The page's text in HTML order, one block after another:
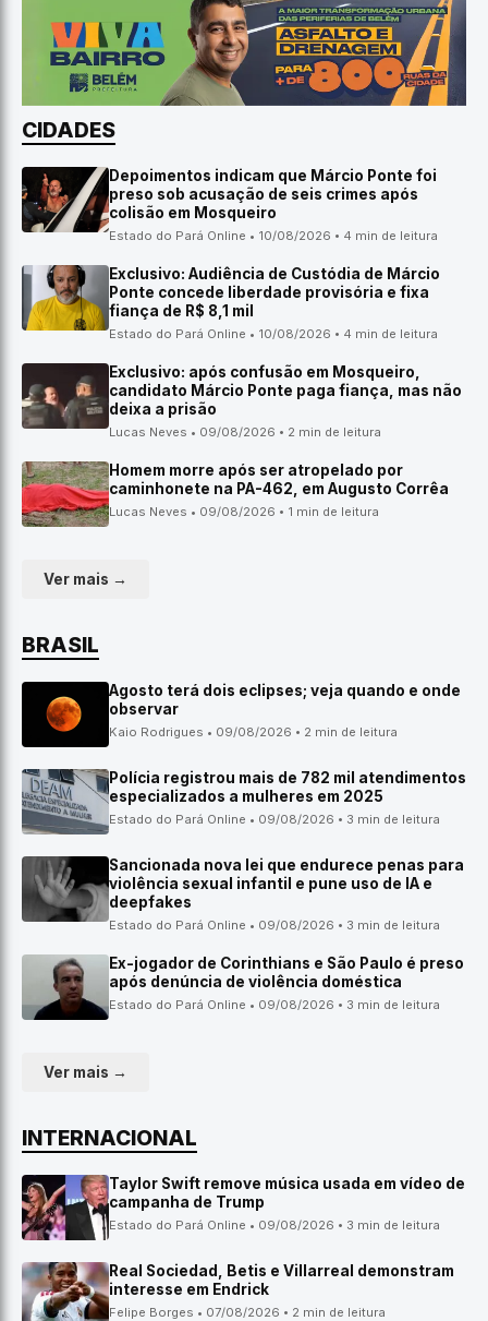
CIDADES
Depoimentos indicam que Márcio Ponte foi
preso sob acusação de seis crimes após
colisão em Mosqueiro
Estado do Pará Online • 10/08/2026 • 4 min de leitura
Exclusivo: Audiência de Custódia de Márcio
Ponte concede liberdade provisória e fixa
fiança de R$ 8,1 mil
Estado do Pará Online • 10/08/2026 • 4 min de leitura
Exclusivo: após confusão em Mosqueiro,
candidato Márcio Ponte paga fiança, mas não
deixa a prisão
Lucas Neves • 09/08/2026 • 2 min de leitura
Homem morre após ser atropelado por
caminhonete na PA-462, em Augusto Corrêa
Lucas Neves • 09/08/2026 • 1 min de leitura
Ver mais →
BRASIL
Agosto terá dois eclipses; veja quando e onde
observar
Kaio Rodrigues • 09/08/2026 • 2 min de leitura
Polícia registrou mais de 782 mil atendimentos
especializados a mulheres em 2025
Estado do Pará Online • 09/08/2026 • 3 min de leitura
Sancionada nova lei que endurece penas para
violência sexual infantil e pune uso de IA e
deepfakes
Estado do Pará Online • 09/08/2026 • 3 min de leitura
Ex-jogador de Corinthians e São Paulo é preso
após denúncia de violência doméstica
Estado do Pará Online • 09/08/2026 • 3 min de leitura
Ver mais →
INTERNACIONAL
Taylor Swift remove música usada em vídeo de
campanha de Trump
Estado do Pará Online • 09/08/2026 • 3 min de leitura
Real Sociedad, Betis e Villarreal demonstram
interesse em Endrick
Felipe Borges • 07/08/2026 • 2 min de leitura